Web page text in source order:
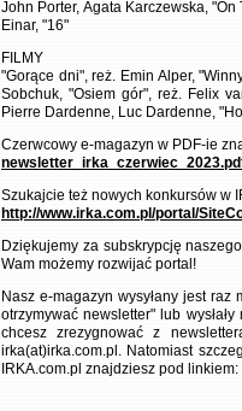
John Porter, Agata Karczewska,
Einar, "16"
FILMY
"Gorące dni", reż. Emin Alper,
Sobchuk, "Osiem gór", reż. Felix
Pierre Dardenne, Luc Dardenne,
Czerwcowy e-magazyn w PDF-ie
Szukajcie też nowych konkursów w
http://www.irka.com.pl/portal/
Dziękujemy za subskrypcję
Wam możemy rozwijać portal!
Nasz e-magazyn wysyłany jest
otrzymywać newsletter" lub
chcesz zrezygnować z
irka(at)irka.com.pl. Natomiast
IRKA.com.pl znajdziesz pod